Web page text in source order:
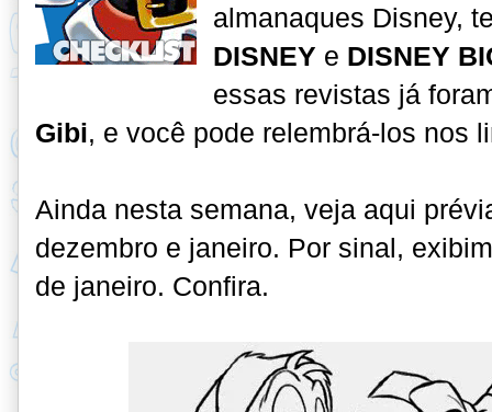
almanaques Disney,
DISNEY e DISNEY
essas revistas já
Gibi, e você pode relembrá-los nos
Ainda nesta semana, veja aqui
dezembro e janeiro. Por sinal,
de janeiro. Confira.